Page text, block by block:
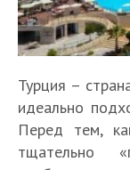
Турция –
идеально
Перед тем,
тщательно